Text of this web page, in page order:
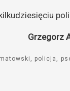
Grzegorz
policja